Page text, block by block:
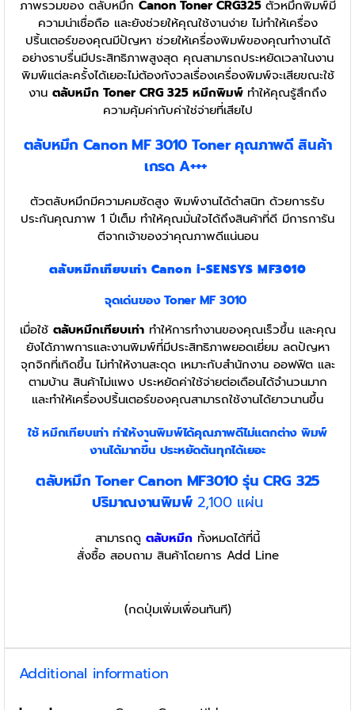
ภาพรวมของ ตลับหมึก Canon Toner CRG325 ตัวหมึกพิมพ์มี
ความน่าเชื่อถือ และยังช่วยให้คุณใช้งานง่าย ไม่ทำให้เครื่อง
ปริ้นเตอร์ของคุณมีปัญหา ช่วยให้เครื่องพิมพ์ของคุณทำงานได้
อย่างราบรื่นมีประสิทธิภาพสูงสุด คุณสามารถประหยัดเวลาในงาน
พิมพ์แต่ละครั้งได้เยอะไม่ต้องกังวลเรื่องเครื่องพิมพ์จะเสียขณะใช้
งาน ตลับหมึก Toner CRG 325 หมึกพิมพ์ ทำให้คุณรู้สึกถึง
ความคุ้มค่ากับค่าใช่จ่ายที่เสียไป
ตลับหมึก Canon MF 3010 Tonerคุณภาพดี สินค้า
เกรด A+++
ตัวตลับหมึกมีความคมชัดสูง พิมพ์งานได้ดำสนิท ด้วยการรับ
ประกันคุณภาพ 1 ปีเต็ม ทำให้คุณมั่นใจได้ถึงสินค้าที่ดี มีการการัน
ตีจากเจ้าของว่าคุณภาพดีแน่นอน
ตลับหมึกเทียบเท่า Canon i-SENSYS MF3010
จุดเด่นของ Toner MF 3010
เมื่อใช้ ตลับหมึกเทียบเท่าทำให้การทำงานของคุณเร็วขึ้น และคุณ
ยังได้ภาพการและงานพิมพ์ที่มีประสิทธิภาพยอดเยี่ยม ลดปัญหา
จุกจิกที่เกิดขึ้น ไม่ทำให้งานสะดุด เหมาะกับสำนักงาน ออฟฟิต และ
ตามบ้าน สินค้าไม่แพง ประหยัดค่าใช้จ่ายต่อเดือนได้จำนวนมาก
และทำให้เครื่องปริ้นเตอร์ของคุณสามารถใช้งานได้ยาวนานขึ้น
ใช้ หมึกเทียบเท่า ทำให้งานพิมพ์ได้คุณภาพดีไม่แตกต่าง พิมพ์
งานได้มากขึ้น ประหยัดต้นทุกได้เยอะ
ตลับหมึก Toner Canon MF3010 รุ่น CRG 325
ปริมาณงานพิมพ์2,100 แผ่น
สามารถดู ตลับหมึก ทั้งหมดได้ที่นี้
สั่งซื้อ สอบถาม สินค้าโดยการ Add Line
(กดปุ่มเพิ่มเพื่อนทันที)
Additional information